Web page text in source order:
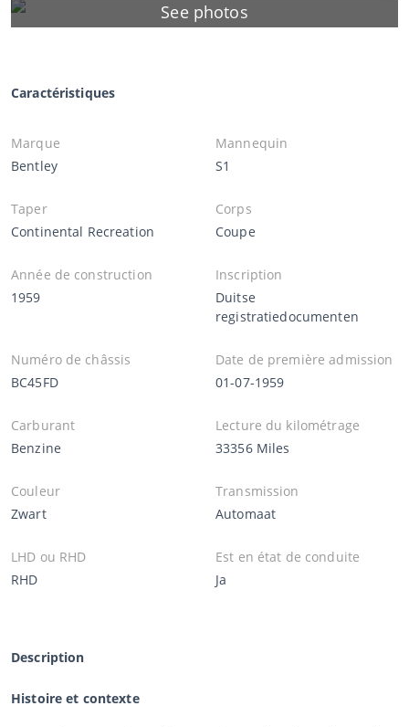
See photos
Caractéristiques
Marque
Bentley
Mannequin
S1
Taper
Continental Recreation
Corps
Coupe
Année de construction
1959
Inscription
Duitse
registratiedocumenten
Numéro de châssis
BC45FD
Date de première admission
01-07-1959
Carburant
Benzine
Lecture du kilométrage
33356 Miles
Couleur
Zwart
Transmission
Automaat
LHD ou RHD
RHD
Est en état de conduite
Ja
Description
Histoire et contexte